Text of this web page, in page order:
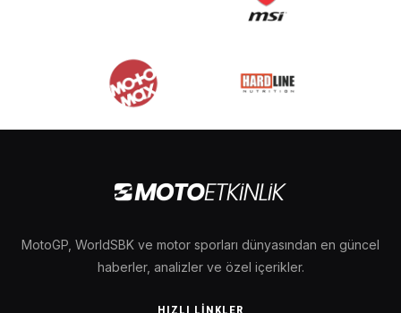
MotoGP, WorldSBK ve motor sporları dünyasından en güncel
haberler, analizler ve özel içerikler.
HIZLI LINKLER